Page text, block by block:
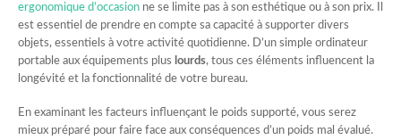
ergonomique d’occasion ne se limite pas à son esthétique ou à son prix. Il
est essentiel de prendre en compte sa capacité à supporter divers
objets, essentiels à votre activité quotidienne. D’un simple ordinateur
portable aux équipements plus lourds, tous ces éléments influencent la
longévité et la fonctionnalité de votre bureau.
En examinant les facteurs influençant le poids supporté, vous serez
mieux préparé pour faire face aux conséquences d’un poids mal évalué.